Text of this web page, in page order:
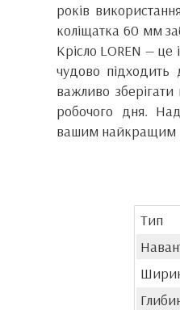
років
коліщатка 60 мм
Крісло LOREN — це
чудово підходить
важливо зберігати
робочого дня.
вашим найкращим
Тип